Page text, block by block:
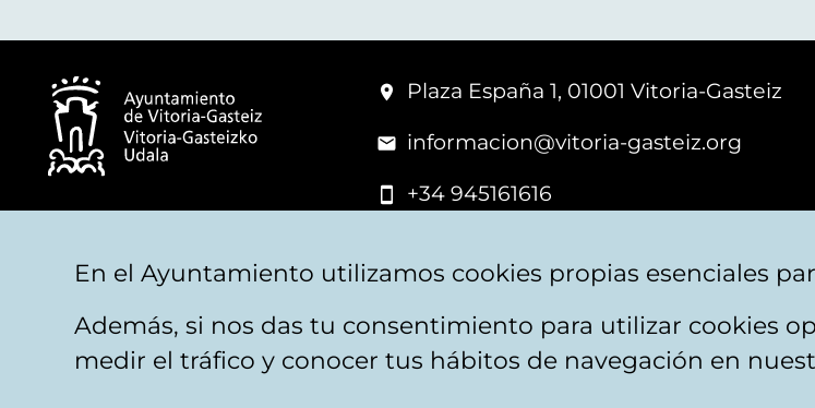
Plaza España 1, 01001 Vitoria-Gasteiz
informacion@vitoria-gasteiz.org
+34 945161616
Legal warning Privacy Politica de cookies Website map Accessibility Contact
En el Ayuntamiento utilizamos cookies propias esenciales
Además, si nos das tu consentimiento para utilizar cookies
medir el tráfico y conocer tus hábitos de navegación en